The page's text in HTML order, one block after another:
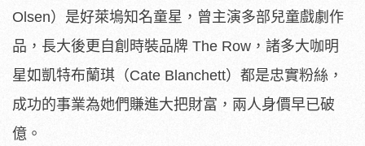
Olsen）是好萊塢知名童星，曾主演多部兒童戲劇作
品，長大後更自創時裝品牌 The Row，諸多大咖明
星如凱特布蘭琪（Cate Blanchett）都是忠實粉絲，
成功的事業為她們賺進大把財富，兩人身價早已破
億。